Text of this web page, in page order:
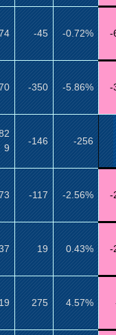
-45 -0.72% -
-350 -5.86% -
9
-146 -256
-117 -2.56% -
19 0.43% -
275 4.57%